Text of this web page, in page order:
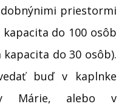
priestormi
do 100 osôb
do 30 osôb).
buď v kaplnke
Márie, alebo v